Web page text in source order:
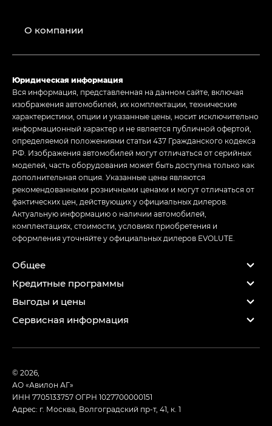
О компании
Юридическая информация
Вся информация, представленная на данном сайте, включая
изображения автомобилей, их комплектации, технические
характеристики, опции и указанные цены, носит исключительно
информационный характер и не является публичной офертой,
определяемой положениями статьи 437 Гражданского кодекса
РФ. Изображения автомобилей могут отличаться от серийных
моделей, часть оборудования может быть доступна только как
дополнительная опция. Указанные цены являются
рекомендованными розничными ценами и могут отличаться от
фактических цен, действующих у официальных дилеров.
Актуальную информацию о наличии автомобилей,
комплектациях, стоимости, условиях приобретения и
оформления уточняйте у официальных дилеров EVOLUTE.
Общее
Кредитные программы
Выгоды и цены
Сервисная информация
© 2026,
АО «Авилон АГ»
ИНН 7705133757ОГРН 1027700000151
Адрес: г. Москва, Волгоградский пр-т, 41, к. 1